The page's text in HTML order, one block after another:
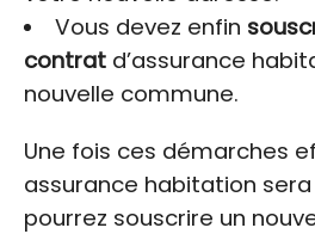
Vous devez enfin
contrat d’assurance
nouvelle commune.
Une fois ces démarches
assurance habitation
pourrez souscrire un